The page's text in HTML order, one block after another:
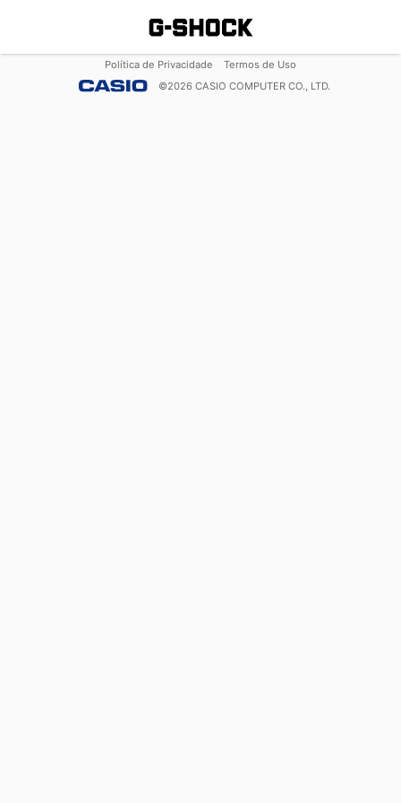
Política de Privacidade
Termos de Uso
©2026 CASIO COMPUTER CO., LTD.